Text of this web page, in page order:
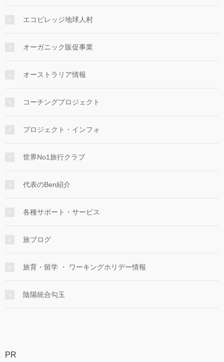
エコビレッジ地球人村
オーガニック販促事業
オーストラリア情報
コーチングプロジェクト
プロジェクト・インフォ
世界No1旅行クラブ
代表のBen紹介
各種サポート・サービス
旅ブログ
旅育・留学 ・ ワーキングホリデー情報
陰陽統合勾玉
PR